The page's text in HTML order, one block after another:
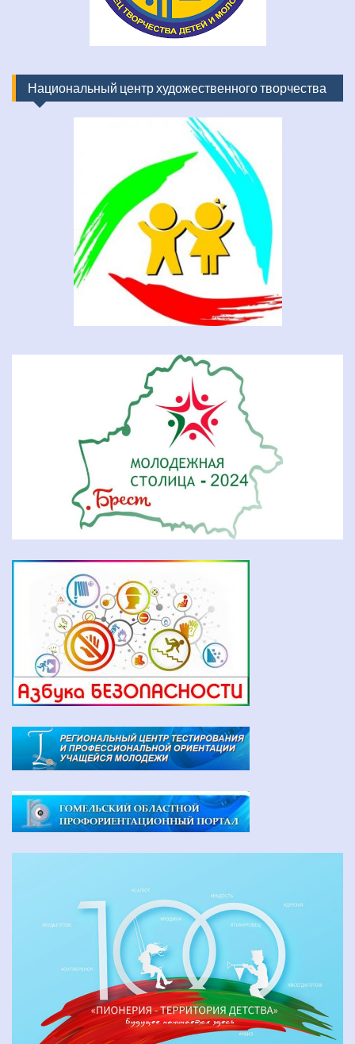
Национальный центр художественного творчества